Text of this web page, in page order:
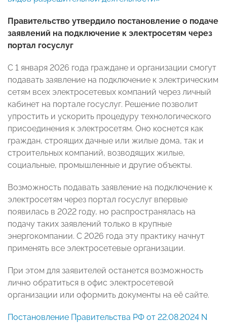
Правительство утвердило постановление о подаче
заявлений на подключение к электросетям через
портал госуслуг
С 1 января 2026 года граждане и организации смогут
подавать заявление на подключение к электрическим
сетям всех электросетевых компаний через личный
кабинет на портале госуслуг. Решение позволит
упростить и ускорить процедуру технологического
присоединения к электросетям. Оно коснется как
граждан, строящих дачные или жилые дома, так и
строительных компаний, возводящих жилые,
социальные, промышленные и другие объекты.
Возможность подавать заявление на подключение к
электросетям через портал госуслуг впервые
появилась в 2022 году, но распространялась на
подачу таких заявлений только в крупные
энергокомпании. С 2026 года эту практику начнут
применять все электросетевые организации.
При этом для заявителей останется возможность
лично обратиться в офис электросетевой
организации или оформить документы на её сайте.
Постановление Правительства РФ от 22.08.2024 N